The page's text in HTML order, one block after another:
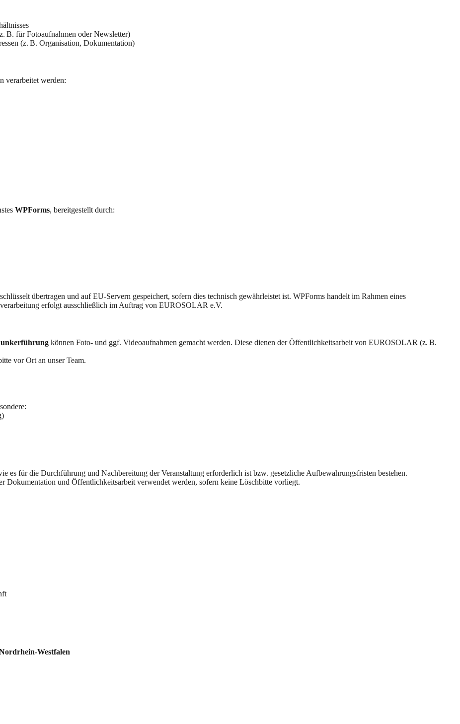
für Fotoaufnahmen oder Newsletter)
(z. B. Organisation, Dokumentation)
verarbeitet werden:
WPForms, bereitgestellt durch:
übertragen und auf EU-Servern gespeichert, sofern dies technisch gewährleistet ist. WPForms handelt im Rahmen eines
erfolgt ausschließlich im Auftrag von EUROSOLAR e.V.
können Foto- und ggf. Videoaufnahmen gemacht werden. Diese dienen der Öffentlichkeitsarbeit von EUROSOLAR (z. B.
vor Ort an unser Team.
es für die Durchführung und Nachbereitung der Veranstaltung erforderlich ist bzw. gesetzliche Aufbewahrungsfristen bestehen.
Dokumentation und Öffentlichkeitsarbeit verwendet werden, sofern keine Löschbitte vorliegt.
Westfalen